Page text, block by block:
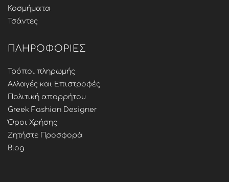
Κοσμήματα
Τσάντες
ΠΛΗΡΟΦΟΡΊΕΣ
Τρόποι πληρωμής
Αλλαγές και Επιστροφές
Πολιτική απορρήτου
Greek Fashion Designer
Όροι Χρήσης
Ζητήστε Προσφορά
Blog